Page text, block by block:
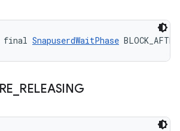
final SnapuserdWaitPhase
RELEASING